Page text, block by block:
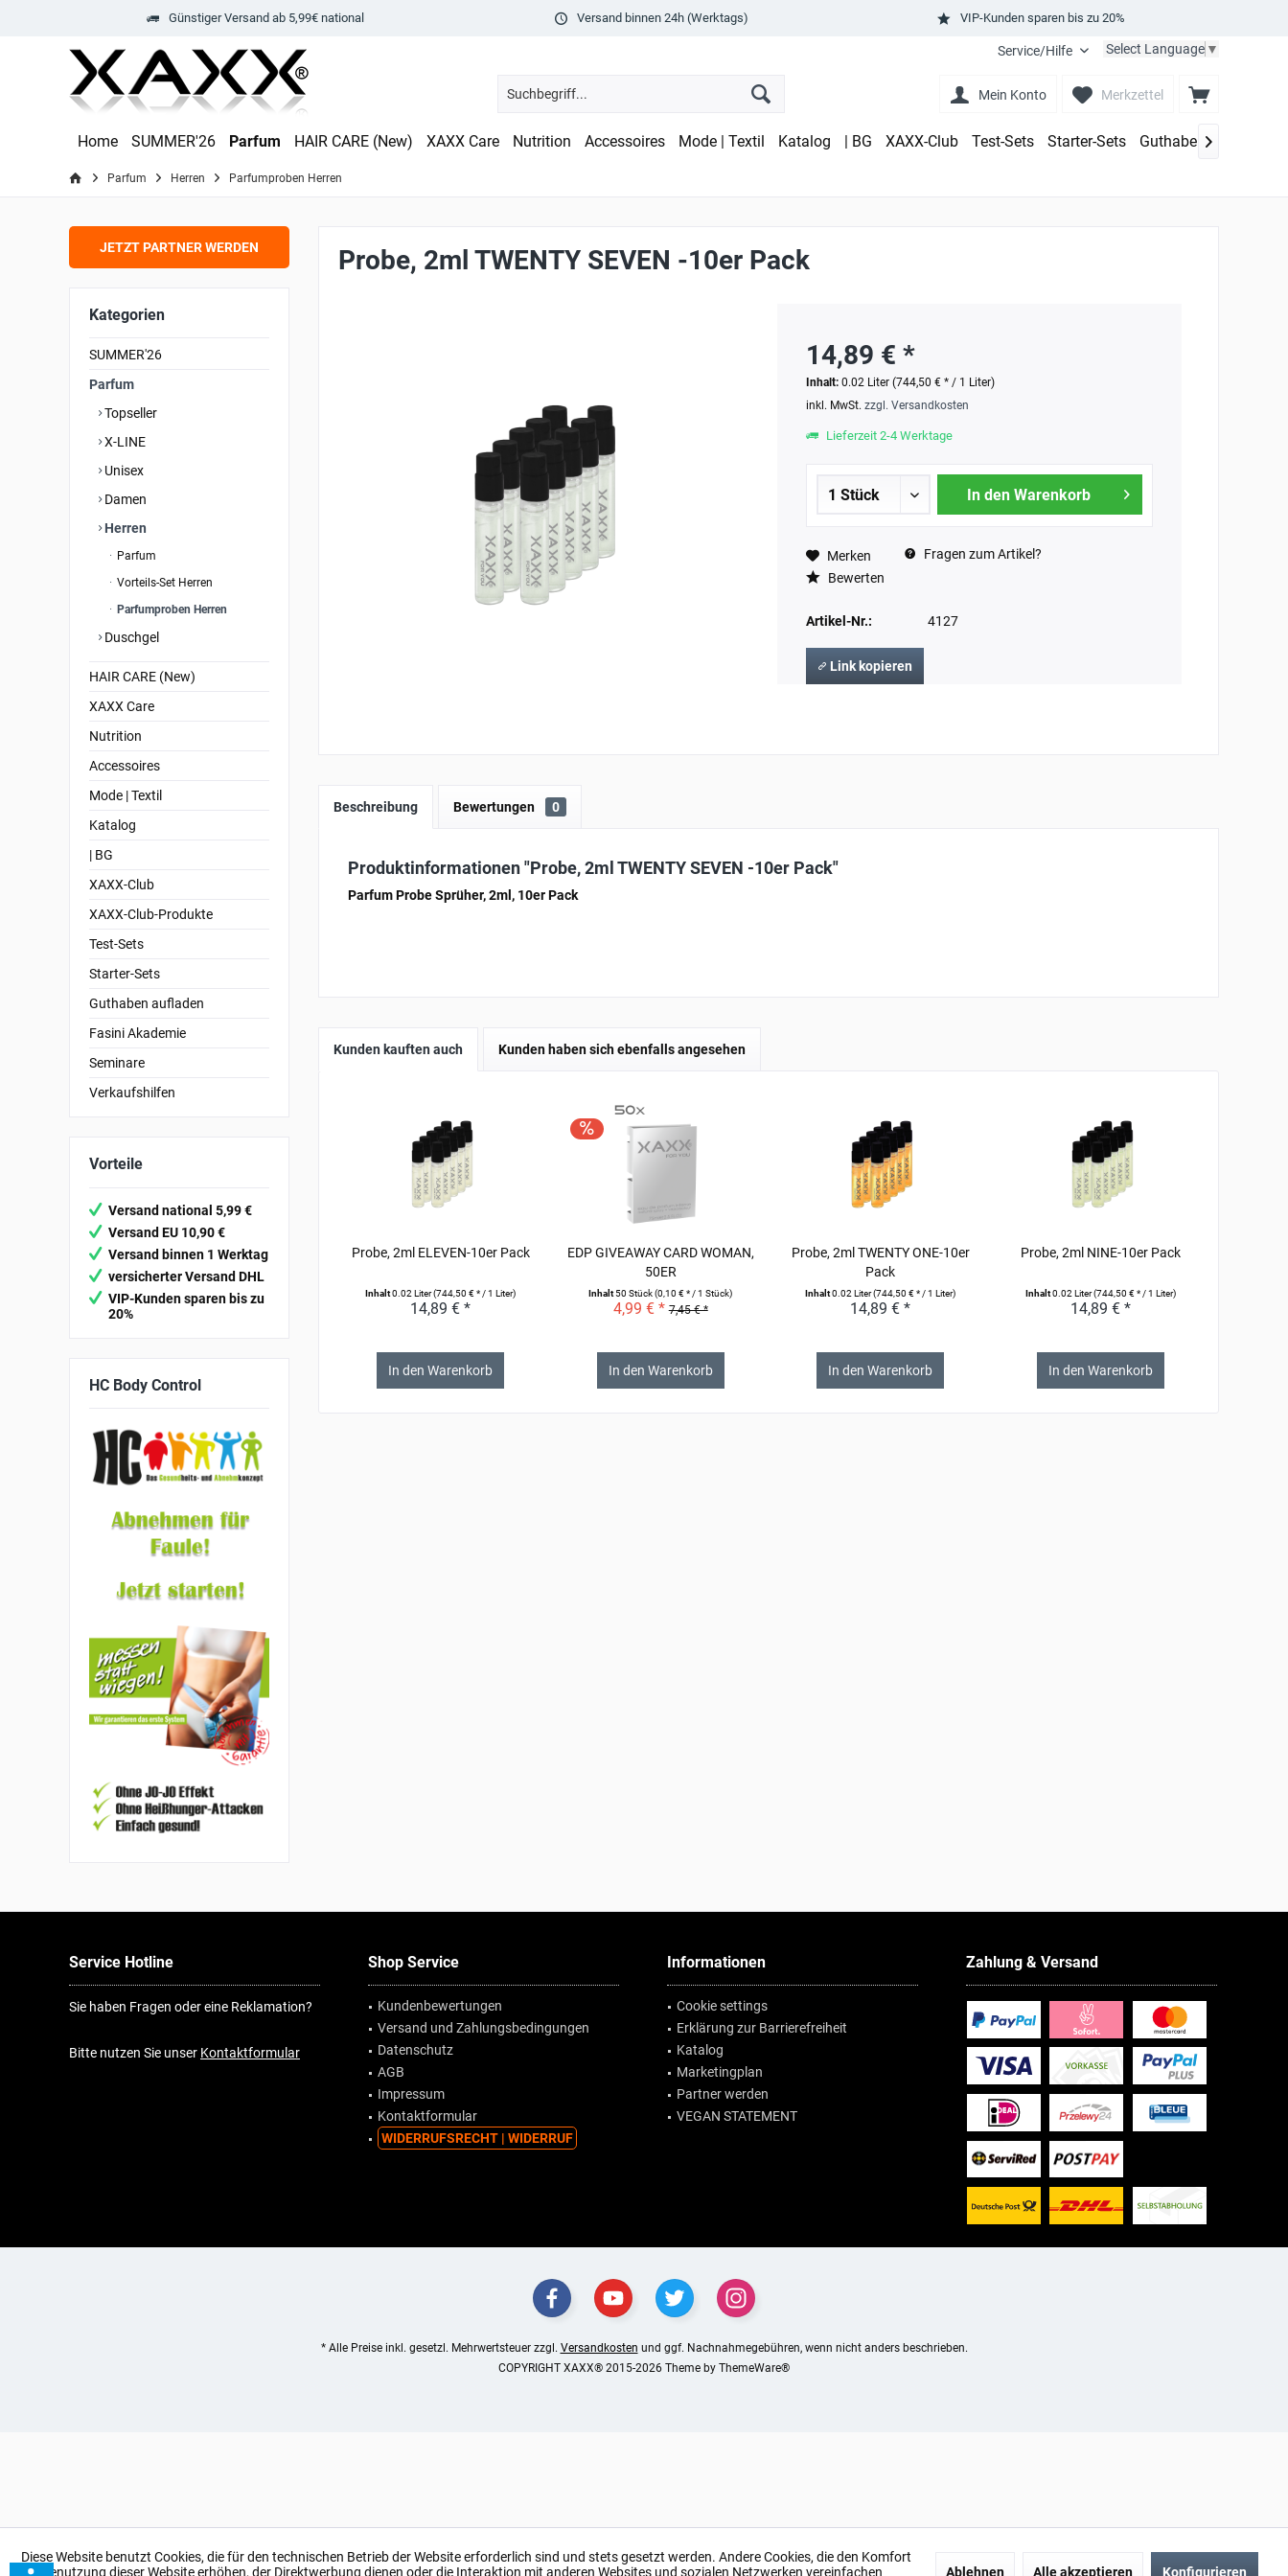
Günstiger Versand ab 5,99€ national Versand binnen 24h (Werktags) VIP-Kunden sparen bis zu 20%
Service/Hilfe Select Language ▼
Merkzettel
Mein Konto
Home SUMMER'26 Parfum HAIR CARE (New) XAXX Care Nutrition Accessoires Mode | Textil Katalog | BG XAXX-Club Test-Sets Starter-Sets Guthaben aufladen

Parfum Herren Parfumproben Herren
JETZT PARTNER WERDEN
Kategorien
SUMMER'26
Parfum
Topseller
X-LINE
Unisex
Damen
Herren
Parfum
Vorteils-Set Herren
Parfumproben Herren
Duschgel
HAIR CARE (New)
XAXX Care
Nutrition
Accessoires
Mode | Textil
Katalog
| BG
XAXX-Club
XAXX-Club-Produkte
Test-Sets
Starter-Sets
Guthaben aufladen
Fasini Akademie
Seminare
Verkaufshilfen
Vorteile
Versand national 5,99 €
Versand EU 10,90 €
Versand binnen 1 Werktag
versicherter Versand DHL
VIP-Kunden sparen bis zu
20%
HC Body Control
Probe, 2ml TWENTY SEVEN -10er Pack
14,89 € *
Inhalt: 0.02 Liter (744,50 € * / 1 Liter)
inkl. MwSt. zzgl. Versandkosten
Lieferzeit 2-4 Werktage
In den Warenkorb
Merken
Fragen zum Artikel?
Bewerten
Artikel-Nr.: 4127
Link kopieren
Beschreibung Bewertungen 0
Produktinformationen "Probe, 2ml TWENTY SEVEN -10er Pack"
Parfum Probe Sprüher, 2ml, 10er Pack
Kunden kauften auch Kunden haben sich ebenfalls angesehen
Probe, 2ml ELEVEN-10er Pack
Inhalt0.02 Liter(744,50 € * / 1 Liter)
14,89 € *
In den Warenkorb
EDP GIVEAWAY CARD WOMAN,
50ER
Inhalt50 Stück(0,10 € * / 1 Stück)
4,99 € * 7,45 € *
In den Warenkorb
Probe, 2ml TWENTY ONE-10er
Pack
Inhalt0.02 Liter(744,50 € * / 1 Liter)
14,89 € *
In den Warenkorb
Probe, 2ml NINE-10er Pack
Inhalt0.02 Liter(744,50 € * / 1 Liter)
14,89 € *
In den Warenkorb
Service Hotline
Sie haben Fragen oder eine Reklamation?
Bitte nutzen Sie unser Kontaktformular
Shop Service
Kundenbewertungen
Versand und Zahlungsbedingungen
Datenschutz
AGB
Impressum
Kontaktformular
WIDERRUFSRECHT | WIDERRUF
Informationen
Cookie settings
Erklärung zur Barrierefreiheit
Katalog
Marketingplan
Partner werden
VEGAN STATEMENT
Zahlung & Versand
* Alle Preise inkl. gesetzl. Mehrwertsteuer zzgl. Versandkosten und ggf. Nachnahmegebühren, wenn nicht anders beschrieben.
COPYRIGHT XAXX® 2015-2026 Theme by ThemeWare®
Diese Website benutzt Cookies, die für den technischen Betrieb der Website erforderlich sind und stets gesetzt werden. Andere Cookies, die den Komfort
bei Benutzung dieser Website erhöhen, der Direktwerbung dienen oder die Interaktion mit anderen Websites und sozialen Netzwerken vereinfachen
Ablehnen Alle akzeptieren Konfigurieren